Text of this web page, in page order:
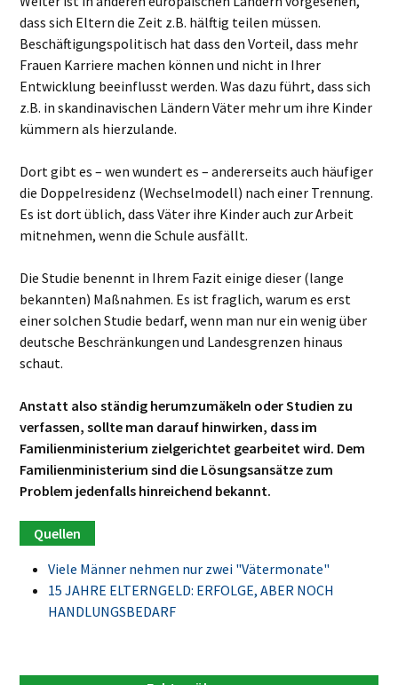
dass sich Eltern die Zeit z.B. hälftig teilen müssen.
Beschäftigungspolitisch hat dass den Vorteil, dass mehr
Frauen Karriere machen können und nicht in Ihrer
Entwicklung beeinflusst werden. Was dazu führt, dass sich
z.B. in skandinavischen Ländern Väter mehr um ihre Kinder
kümmern als hierzulande.
Dort gibt es – wen wundert es – andererseits auch häufiger
die Doppelresidenz (Wechselmodell) nach einer Trennung.
Es ist dort üblich, dass Väter ihre Kinder auch zur Arbeit
mitnehmen, wenn die Schule ausfällt.
Die Studie benennt in Ihrem Fazit einige dieser (lange
bekannten) Maßnahmen. Es ist fraglich, warum es erst
einer solchen Studie bedarf, wenn man nur ein wenig über
deutsche Beschränkungen und Landesgrenzen hinaus
schaut.
Anstatt also ständig herumzumäkeln oder Studien zu
verfassen, sollte man darauf hinwirken, dass im
Familienministerium zielgerichtet gearbeitet wird. Dem
Familienministerium sind die Lösungsansätze zum
Problem jedenfalls hinreichend bekannt.
Viele Männer nehmen nur zwei "Vätermonate"
15 JAHRE ELTERNGELD: ERFOLGE, ABER NOCH
HANDLUNGSBEDARF